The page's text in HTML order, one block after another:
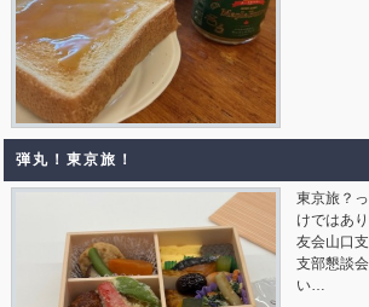
弾丸！東京旅！
東京旅？
けではあ
友会山口
支部懇談
い…